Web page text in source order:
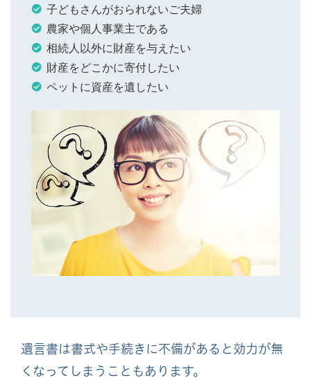
子どもさんがおられないご夫婦
農家や個人事業主である
相続人以外に財産を与えたい
財産をどこかに寄付したい
ペットに資産を遺したい
遺言書は書式や手続きに不備があると効力が無
くなってしまうこともあります。